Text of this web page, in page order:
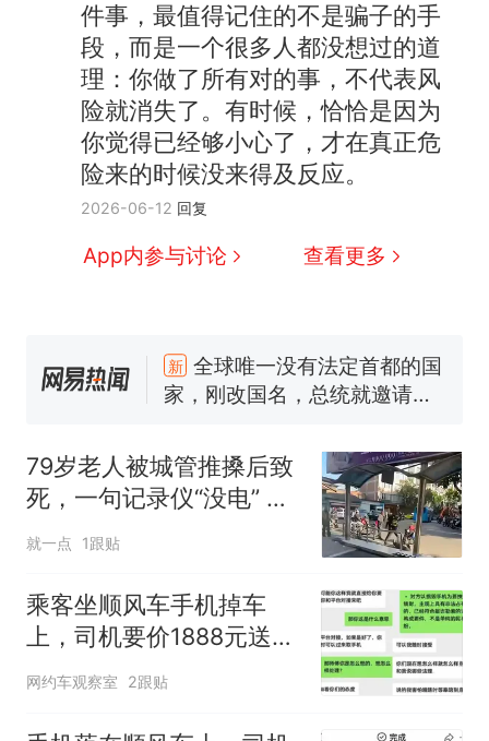
件事，最值得记住的不是骗子的手
段，而是一个很多人都没想过的道
理：你做了所有对的事，不代表风
险就消失了。有时候，恰恰是因为
你觉得已经够小心了，才在真正危
险来的时候没来得及反应。
2026-06-12 回复
App内参与讨论 查看更多
新 全球唯一没有法定首都的国
家，刚改国名，总统就邀请中
线一圈，还曾两次到中国寻根
5060元才肯搬上楼！女子傻眼
了……
视频丨只要一枚命中就能让航
母瘫痪 轰-6J实力有多强？
空调24小时开着反而更省电？
佛山一中学招聘物理教师，笔
试前13名均遭淘汰？教育局：
已叫停招聘，成立调查组全面
核查
十多万人报名的考试，成绩
全部作废，公平么？
79岁老人被城管推搡后致
死，一句记录仪“没电” 堵
死全部真相？
就一点 1跟贴
乘客坐顺风车手机掉车
上，司机要价1888元送
回，合理吗？
网约车观察室 2跟贴